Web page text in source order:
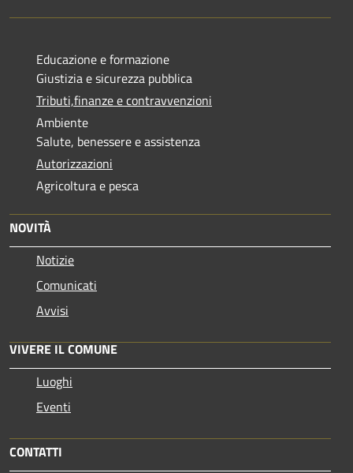
Educazione e formazione
Giustizia e sicurezza pubblica
Tributi,finanze e contravvenzioni
Ambiente
Salute, benessere e assistenza
Autorizzazioni
Agricoltura e pesca
NOVITÀ
Notizie
Comunicati
Avvisi
VIVERE IL COMUNE
Luoghi
Eventi
CONTATTI